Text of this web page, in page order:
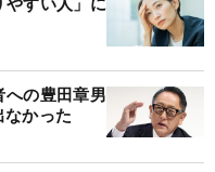
への豊田章男
かった